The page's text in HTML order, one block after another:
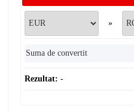
»
Rezultat: -